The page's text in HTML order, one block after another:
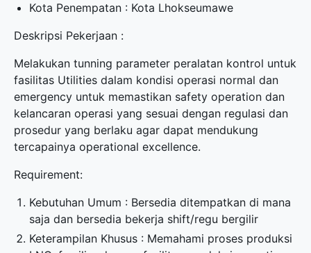
Kota Penempatan : Kota Lhokseumawe
Deskripsi Pekerjaan :
Melakukan tunning parameter peralatan kontrol untuk
fasilitas Utilities dalam kondisi operasi normal dan
emergency untuk memastikan safety operation dan
kelancaran operasi yang sesuai dengan regulasi dan
prosedur yang berlaku agar dapat mendukung
tercapainya operational excellence.
Requirement:
Kebutuhan Umum : Bersedia ditempatkan di mana
saja dan bersedia bekerja shift/regu bergilir
Keterampilan Khusus : Memahami proses produksi